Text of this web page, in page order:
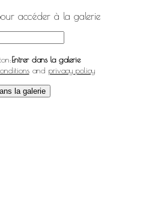
accéder à la galerie
Entrer dans la galerie
and privacy policy
la galerie